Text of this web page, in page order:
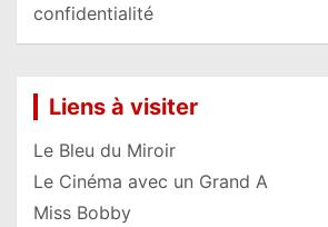
confidentialité
Liens à visiter
Le Bleu du Miroir
Le Cinéma avec un Grand A
Miss Bobby